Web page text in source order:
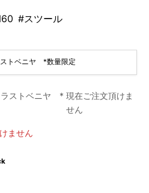
#スツール
ー / コントラストベニヤ *数量限定
現在ご注文頂けま
せん
ません